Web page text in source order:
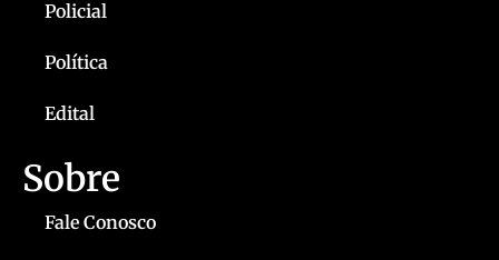
Policial
Política
Edital
Sobre
Fale Conosco